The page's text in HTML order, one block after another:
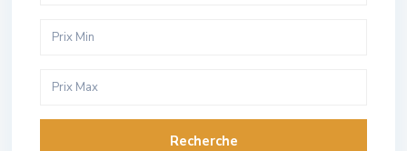
Recherche